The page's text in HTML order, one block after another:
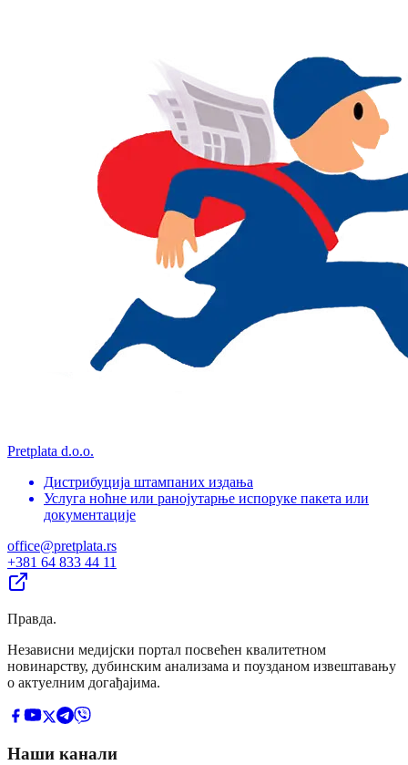
Pretplata d.o.o.
Дистрибуција штампаних издања
Услуга ноћне или ранојутарње испоруке пакета или
документације
office@pretplata.rs
+381 64 833 44 11
Правда.
Независни медијски портал посвећен квалитетном
новинарству, дубинским анализама и поузданом извештавању
о актуелним догађајима.
Наши канали